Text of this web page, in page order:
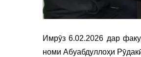
Имрӯз 6.02.2026 дар
номи Абуабдуллоҳи